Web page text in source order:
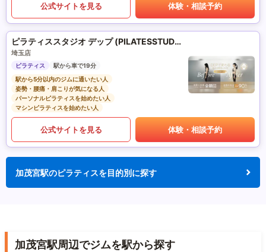
公式サイトを見る 体験・相談予約
ピラティススタジオ デップ (PILATESSTUDIO DEP)
埼玉店
ピラティス
駅から車で19分
駅から5分以内のジムに通いたい人
姿勢・腰痛・肩こりが気になる人
パーソナルピラティスを始めたい人
マシンピラティスを始めたい人
公式サイトを見る 体験・相談予約
加茂宮駅のピラティスを目的別に探す
加茂宮駅周辺でジムを駅から探す